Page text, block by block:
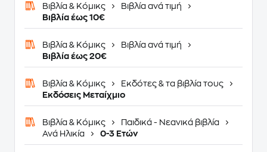
Βιβλία & Κόμικς
Βιβλία ανά τιμή
Βιβλία έως 10€
Βιβλία & Κόμικς
Βιβλία ανά τιμή
Βιβλία έως 20€
Βιβλία & Κόμικς
Εκδότες & τα βιβλία τους
Εκδόσεις Μεταίχμιο
Βιβλία & Κόμικς
Παιδικά - Νεανικά βιβλία
Ανά Ηλικία
0-3 Ετών